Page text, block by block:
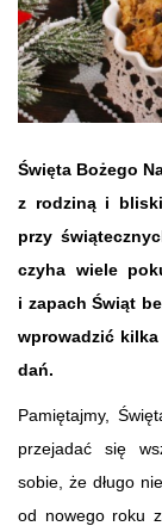
Święta Bożego
z rodziną i
przy
czyha wiele
i zapach Świąt
wprowadzić
dań.
Pamiętajmy,
przejadać się
sobie, że długo
od nowego roku